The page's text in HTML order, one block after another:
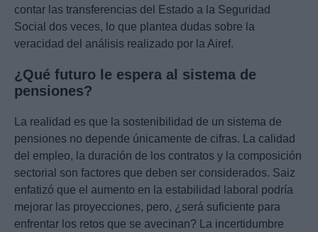
contar las transferencias del Estado a la Seguridad
Social dos veces, lo que plantea dudas sobre la
veracidad del análisis realizado por la Airef.
¿Qué futuro le espera al sistema de
pensiones?
La realidad es que la sostenibilidad de un sistema de
pensiones no depende únicamente de cifras. La calidad
del empleo, la duración de los contratos y la composición
sectorial son factores que deben ser considerados. Saiz
enfatizó que el aumento en la estabilidad laboral podría
mejorar las proyecciones, pero, ¿será suficiente para
enfrentar los retos que se avecinan? La incertidumbre